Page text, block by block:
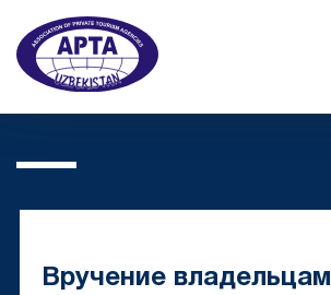
Вручение владельцам